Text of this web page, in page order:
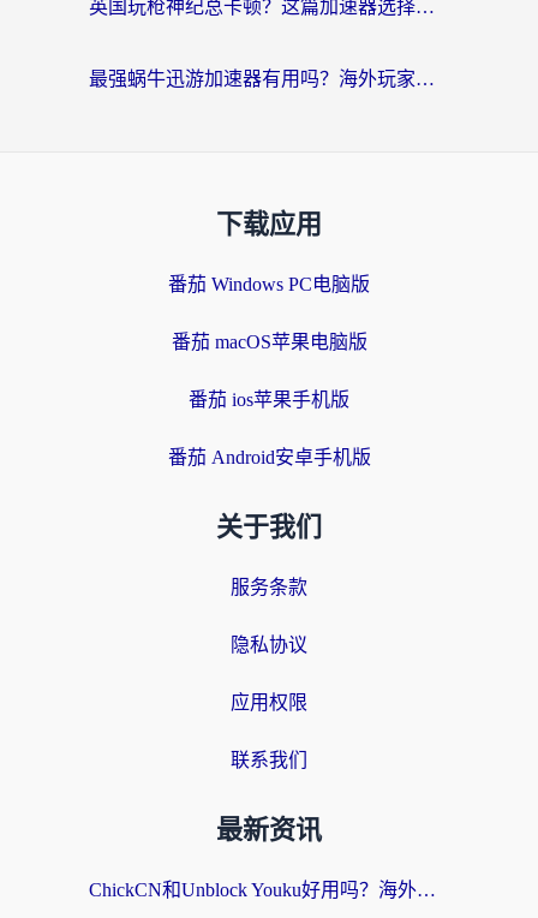
英国玩枪神纪总卡顿？这篇加速器选择指南帮你告别延迟（附实测推荐）
最强蜗牛迅游加速器有用吗？海外玩家国服游戏加速避坑指南（附德国玩忍者必须死3流星蝴蝶剑解决办法）
下载应用
番茄 Windows PC电脑版
番茄 macOS苹果电脑版
番茄 ios苹果手机版
番茄 Android安卓手机版
关于我们
服务条款
隐私协议
应用权限
联系我们
最新资讯
ChickCN和Unblock Youku好用吗？海外党亲测3款回国加速器，附iOS免费选择指南